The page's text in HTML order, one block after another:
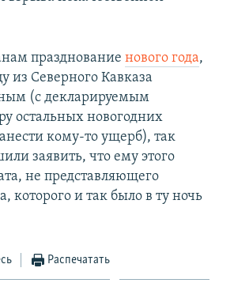
празднованиенового года,
из Северного Кавказа
(с декларируемым
остальных новогодних
кому-то ущерб), так
заявить, что ему этого
не представляющего
и так было в ту ночь
Распечатать